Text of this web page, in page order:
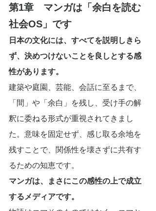
第1章　マンガは「余白を読む
社会OS」です
日本の文化には、すべてを説明しきら
ず、決めつけないことを良しとする感
性があります。
建築や庭園、芸能、会話に至るまで、
「間」や「余白」を残し、受け手の解
釈に委ねる形式が重視されてきまし
た。意味を固定せず、感じ取る余地を
残すことで、関係性を壊さずに共有す
るための知恵です。
マンガは、まさにこの感性の上で成立
するメディアです。